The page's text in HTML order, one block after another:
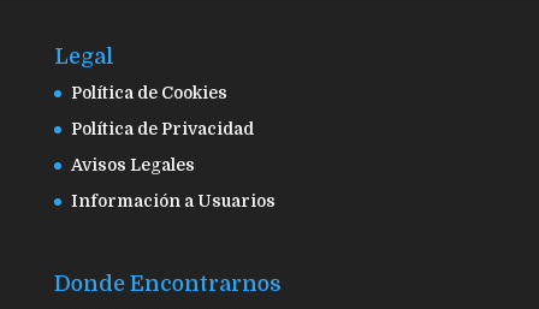
Legal
Política de Cookies
Política de Privacidad
Avisos Legales
Información a Usuarios
Donde Encontrarnos